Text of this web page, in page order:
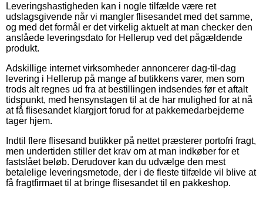
Leveringshastigheden kan i nogle tilfælde være ret
udslagsgivende når vi mangler flisesandet med det samme,
og med det formål er det virkelig aktuelt at man checker den
anslåede leveringsdato for Hellerup ved det pågældende
produkt.
Adskillige internet virksomheder annoncerer dag-til-dag
levering i Hellerup på mange af butikkens varer, men som
trods alt regnes ud fra at bestillingen indsendes før et aftalt
tidspunkt, med hensynstagen til at de har mulighed for at nå
at få flisesandet klargjort forud for at pakkemedarbejderne
tager hjem.
Indtil flere flisesand butikker på nettet præsterer portofri fragt,
men undertiden stiller det krav om at man indkøber for et
fastslået beløb. Derudover kan du udvælge den mest
betalelige leveringsmetode, der i de fleste tilfælde vil blive at
få fragtfirmaet til at bringe flisesandet til en pakkeshop.